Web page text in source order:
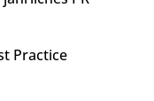
Practice